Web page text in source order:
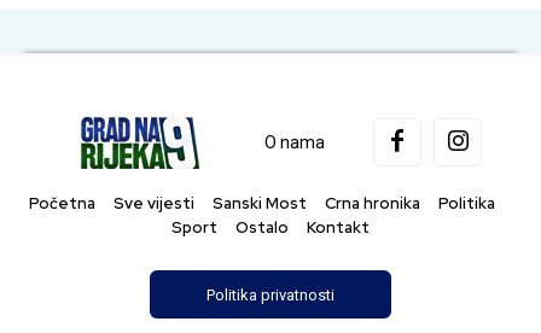
O nama
Početna Sve vijesti Sanski Most Crna hronika
Politika
Sport
Ostalo Kontakt
Politika privatnosti